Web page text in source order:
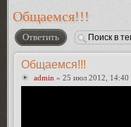
Общаемся!!!
Ответить
Общаемся!!!
admin » 25 июл 2012, 14:40